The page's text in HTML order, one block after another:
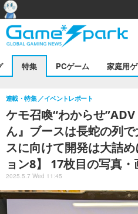
特集 PCゲーム 家庭用
ケモ召喚“わからせ
ん』ブースは長蛇の列
スに向けて開発は大詰
ョン8】 17枚目の写真・
連載・特集 イベントレポート
2025.5.7 Wed 11:45